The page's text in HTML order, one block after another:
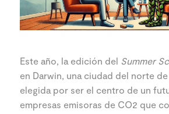
Este año, la edición del Summer
en Darwin, una ciudad del norte de
elegida por ser el centro de un
empresas emisoras de CO2 que